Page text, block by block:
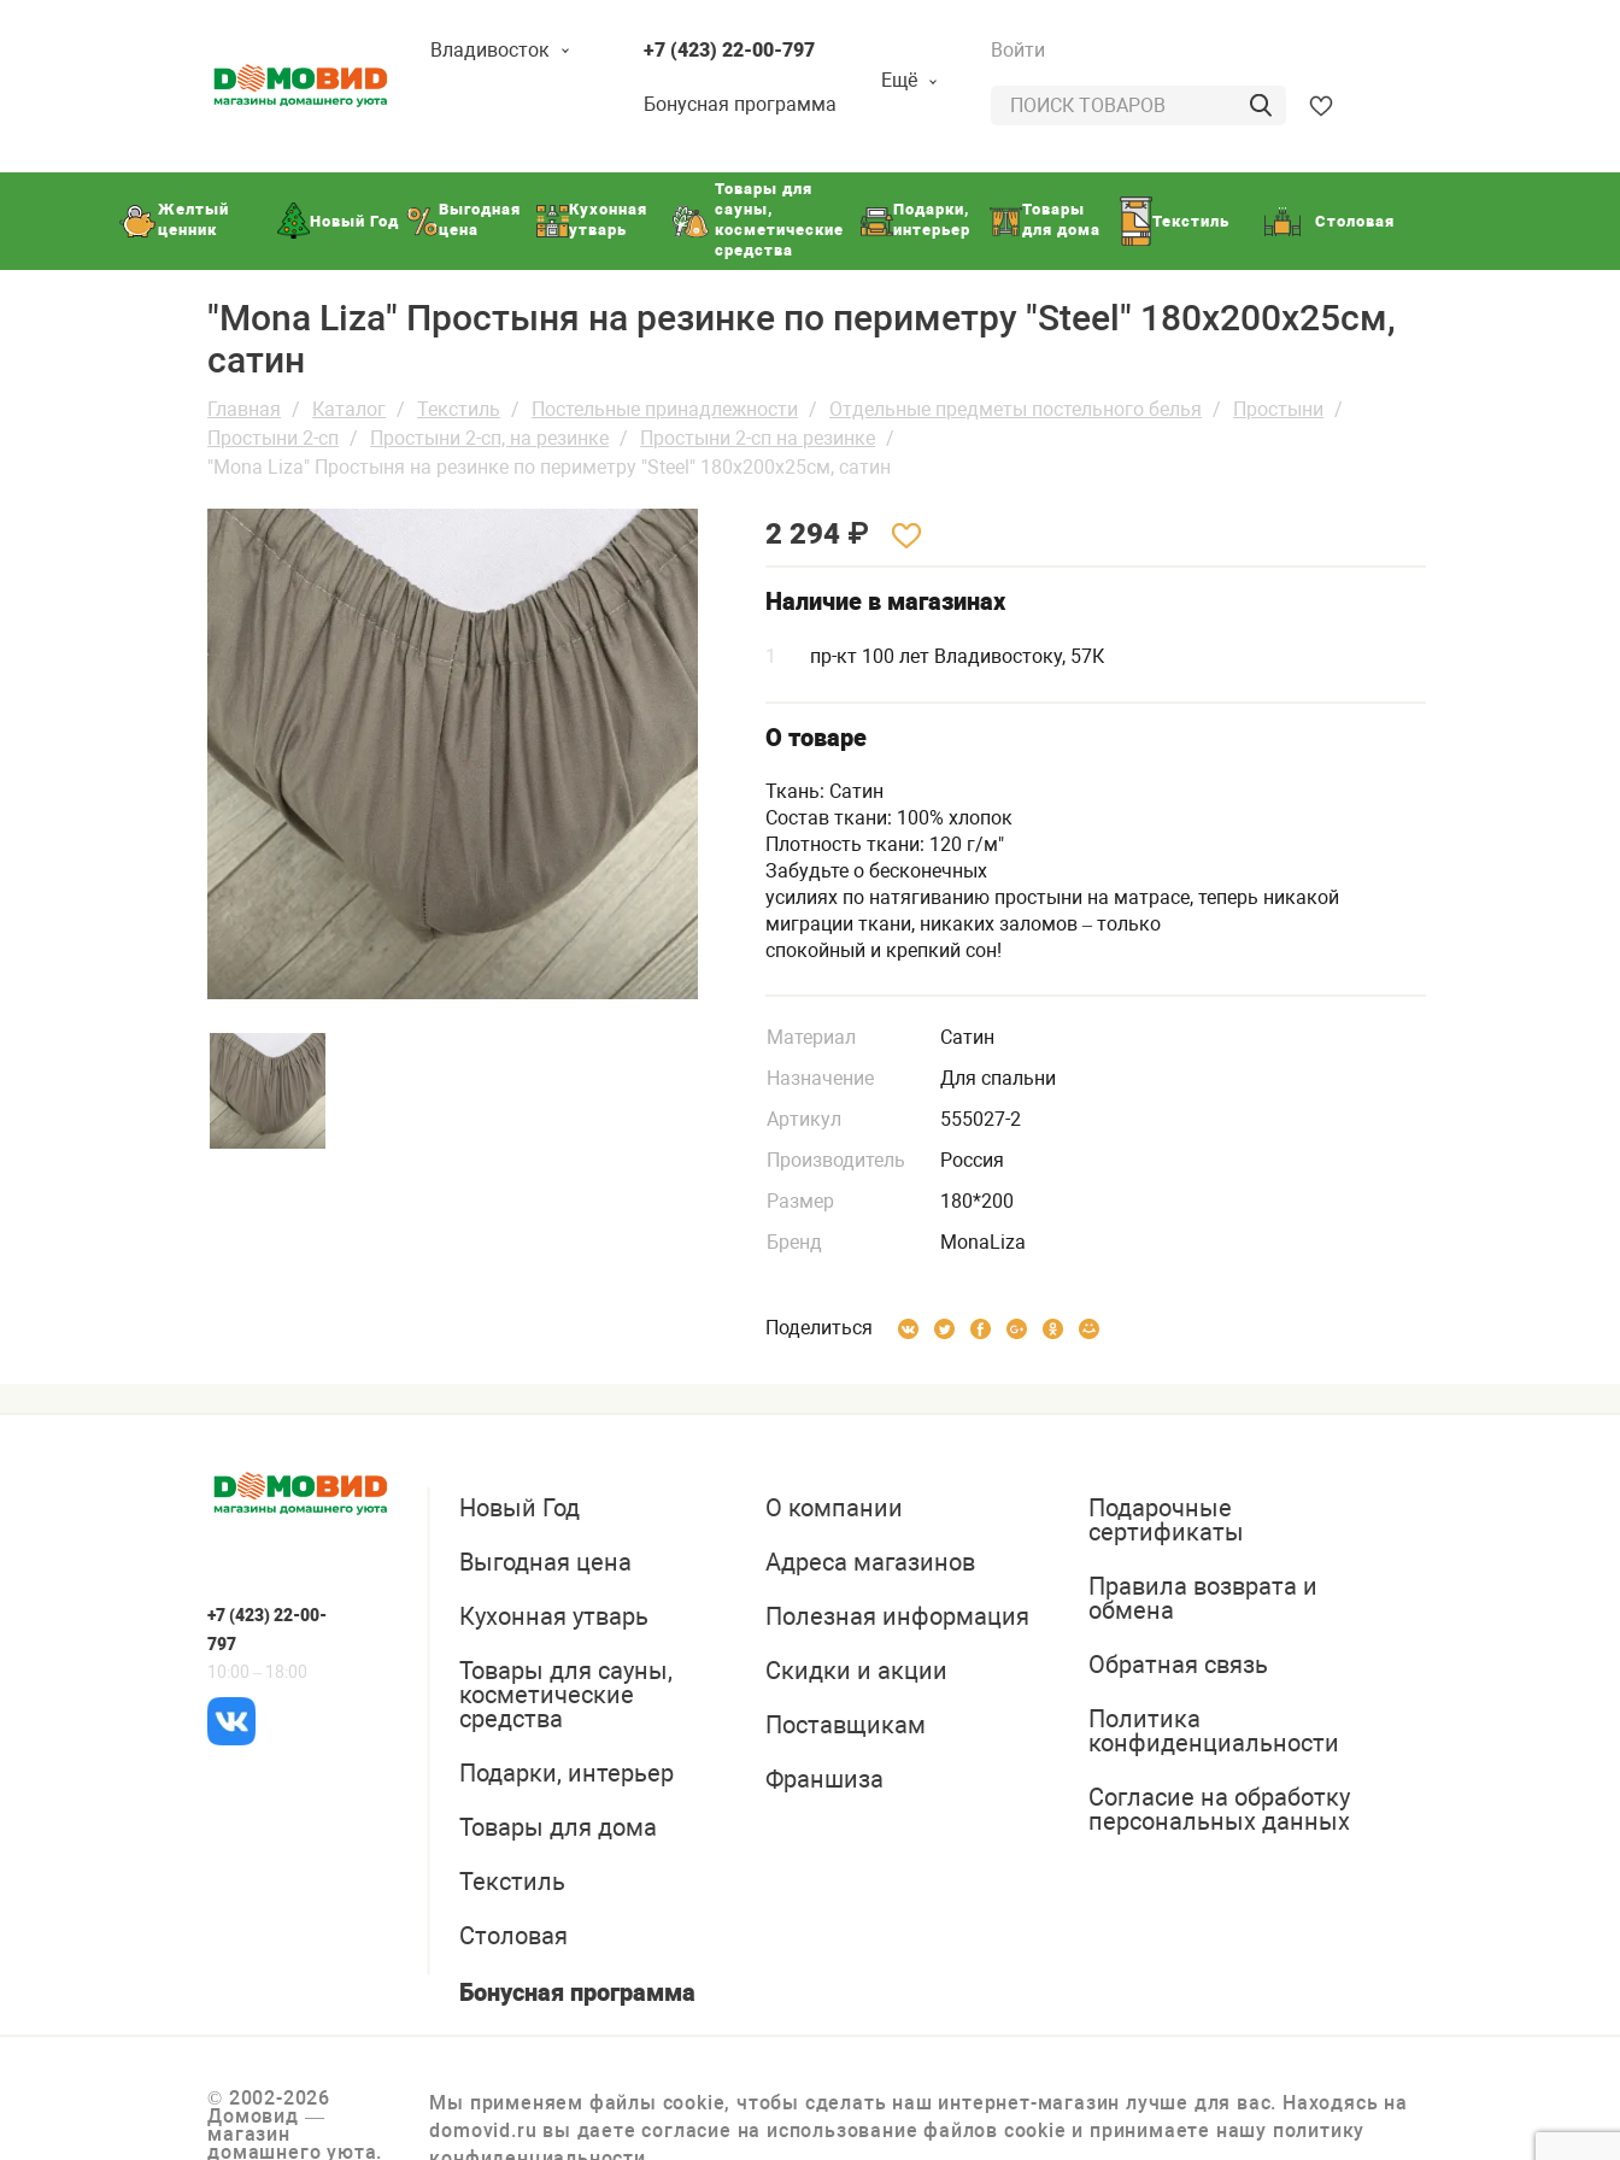
Владивосток +7 (423) 22-00-797
Бонусная программа
Ещё
Войти
Желтый
ценник
Новый Год
Выгодная
цена
Кухонная
утварь
Товары для
сауны,
косметические
средства
Подарки,
интерьер
Товары
для дома
Текстиль Столовая
"Mona Liza" Простыня на резинке по периметру "Steel" 180х200х25см,
сатин
Главная Каталог Текстиль Постельные принадлежности Отдельные предметы постельного белья
Простыни
Простыни 2-сп
Простыни 2-сп, на резинке
Простыни 2-сп на резинке
"Mona Liza" Простыня на резинке по периметру "Steel" 180х200х25см, сатин
2 294 ₽
Наличие в магазинах
1 пр-кт 100 лет Владивостоку, 57К
О товаре
Ткань: Сатин
Состав ткани: 100% хлопок
Плотность ткани: 120 г/м"
Забудьте о бесконечных
усилиях по натягиванию простыни на матрасе, теперь никакой
миграции ткани, никаких заломов – только
спокойный и крепкий сон!
Материал
Сатин
Назначение
Для спальни
Артикул
555027-2
Производитель
Россия
Размер
180*200
Бренд
MonaLiza
Поделиться
+7 (423) 22-00-
797
10:00 – 18:00
Новый Год
Выгодная цена
Кухонная утварь
Товары для сауны,
косметические
средства
Подарки, интерьер
Товары для дома
Текстиль
Столовая
Бонусная программа
О компании
Адреса магазинов
Полезная информация
Скидки и акции
Поставщикам
Франшиза
Подарочные
сертификаты
Правила возврата и
обмена
Обратная связь
Политика
конфиденциальности
Согласие на обработку
персональных данных
© 2002-2026
Домовид —
магазин
домашнего уюта.
Мы применяем файлы cookie, чтобы сделать наш интернет-магазин лучше для вас. Находясь на
domovid.ru вы даете согласие на использование файлов cookie и принимаете нашу политику